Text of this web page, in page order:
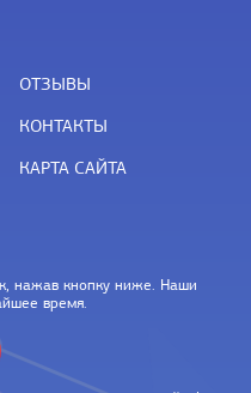
ОТЗЫВЫ
КОНТАКТЫ
КАРТА САЙТА
нажав кнопку ниже. Наши
время.